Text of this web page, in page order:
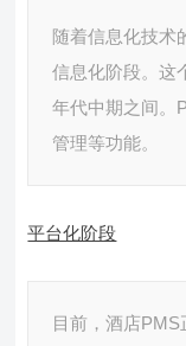
随着信息化技术
信息化阶段。这
年代中期之间。
管理等功能。
平台化阶段
目前，酒店